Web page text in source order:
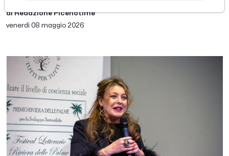
di Redazione Picenotime
venerdì 08 maggio 2026